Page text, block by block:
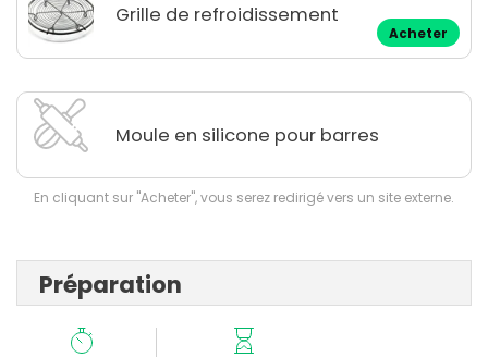
Grille de refroidissement
Acheter
Moule en silicone pour barres
En cliquant sur "Acheter", vous serez redirigé vers un site externe.
Préparation